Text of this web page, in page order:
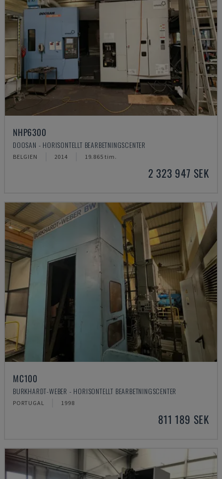
NHP6300
DOOSAN - HORISONTELLT BEARBETNINGSCENTER
BELGIEN 2014 19.865 tim.
2 323 947 SEK
MC100
BURKHARDT-WEBER - HORISONTELLT BEARBETNINGSCENTER
PORTUGAL 1998
811 189 SEK